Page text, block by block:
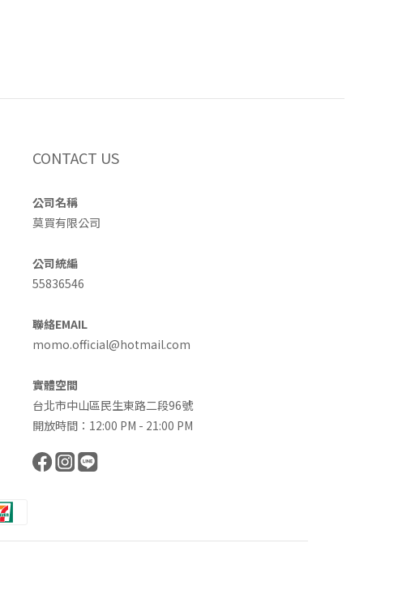
CONTACT US
公司名稱
莫買有限公司
公司統編
55836546
聯絡EMAIL
momo.official@hotmail.com
實體空間
台北市中山區民生東路二段96號
開放時間：12:00 PM - 21:00 PM